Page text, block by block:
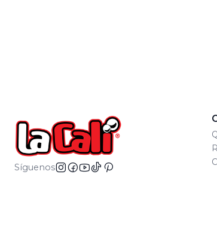
Síguenos